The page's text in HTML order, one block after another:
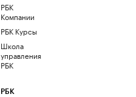
РБК
Компании
РБК Курсы
Школа
управления
РБК
РБК